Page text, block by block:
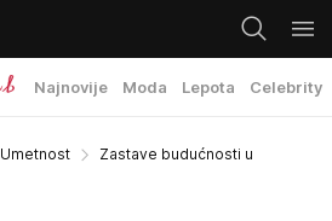
Najnovije Moda Lepota Celebrity
Umetnost
Zastave budućnosti u